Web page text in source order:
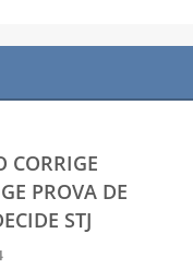
CORRIGE
PROVA DE
STJ